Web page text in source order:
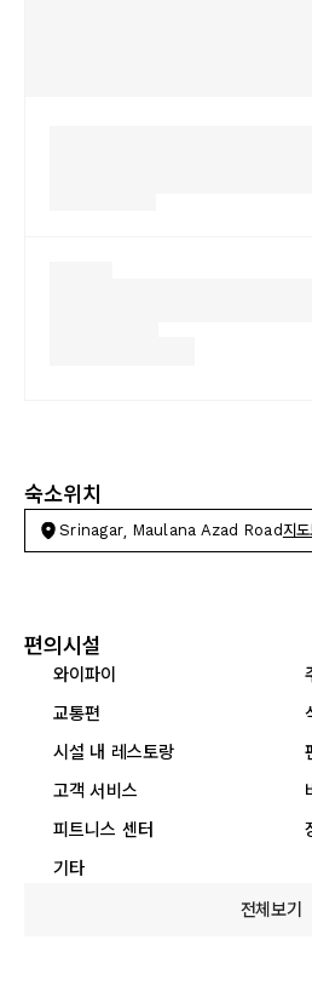
숙소위치
Srinagar, Maulana Azad Road 지도
편의시설
와이파이
교통편
시설 내 레스토랑
고객 서비스
피트니스 센터
기타
전체보기